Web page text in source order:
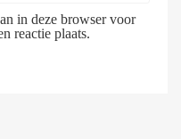
in deze browser voor
reactie plaats.